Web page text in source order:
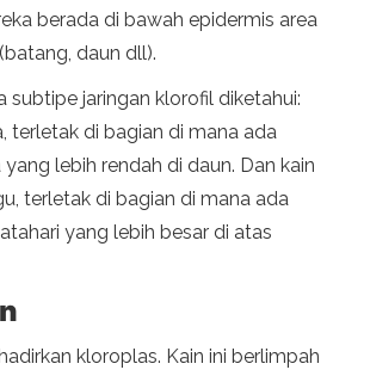
berada di bawah epidermis area
daun dll).
subtipe jaringan klorofil diketahui:
terletak di bagian di mana ada
lebih rendah di daun. Dan kain
terletak di bagian di mana ada
yang lebih besar di atas
kloroplas. Kain ini berlimpah